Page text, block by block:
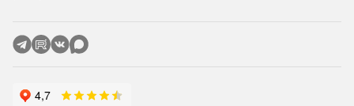
Автоматизированные системы управления
производственными и технологическими процессами
Информационные системы общего пользования 2